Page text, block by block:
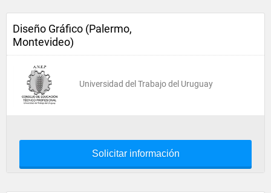
Diseño Gráfico (Palermo,
Montevideo)
Universidad del Trabajo del Uruguay
Solicitar información